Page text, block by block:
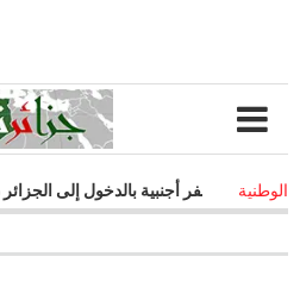
الوطنية
أجنبية بالدخول إلى الجزائر دون تأشيرة